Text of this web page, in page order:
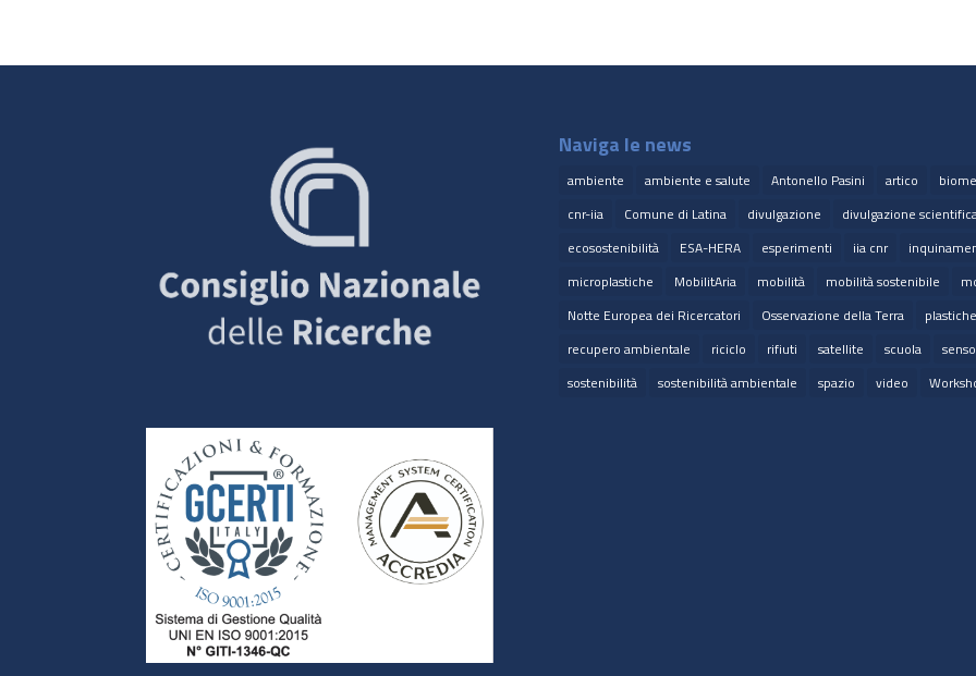
Naviga le news
ambiente ambiente e salute Antonello Pasini artico
cnr-iia
Comune di Latina divulgazione divulgazione
ecosostenibilità
ESA-HERA esperimenti iia cnr
microplastiche
MobilitAria mobilità mobilità sostenibile
Notte Europea dei Ricercatori
Osservazione della Terra
recupero ambientale
riciclo rifiuti satellite scuola
sostenibilità
sostenibilità ambientale spazio video